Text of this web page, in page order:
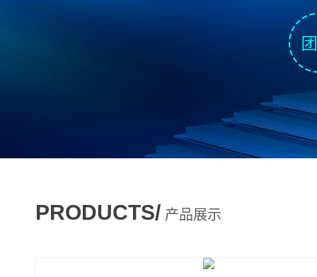
PRODUCTS/ 产品展示